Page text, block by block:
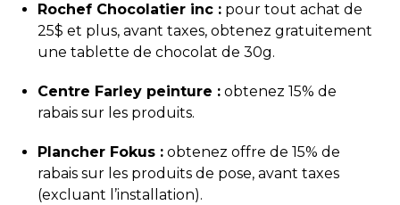
Rochef Chocolatier inc : pour tout achat de
25$ et plus, avant taxes, obtenez gratuitement
une tablette de chocolat de 30g.
Centre Farley peinture : obtenez 15% de
rabais sur les produits.
Plancher Fokus : obtenez offre de 15% de
rabais sur les produits de pose, avant taxes
(excluant l’installation).